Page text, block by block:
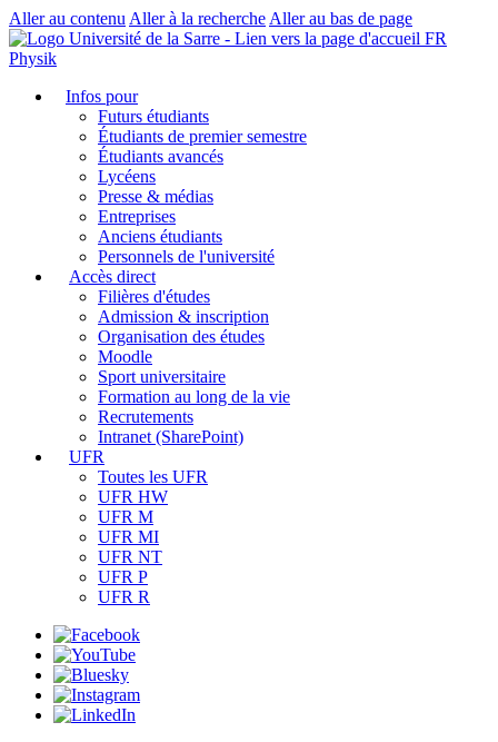
Aller au contenu Aller à la recherche Aller au bas de page
FR
Physik
Infos pour
Futurs étudiants
Étudiants de premier semestre
Étudiants avancés
Lycéens
Presse & médias
Entreprises
Anciens étudiants
Personnels de l'université
Accès direct
Filières d'études
Admission & inscription
Organisation des études
Moodle
Sport universitaire
Formation au long de la vie
Recrutements
Intranet (SharePoint)
UFR
Toutes les UFR
UFR HW
UFR M
UFR MI
UFR NT
UFR P
UFR R